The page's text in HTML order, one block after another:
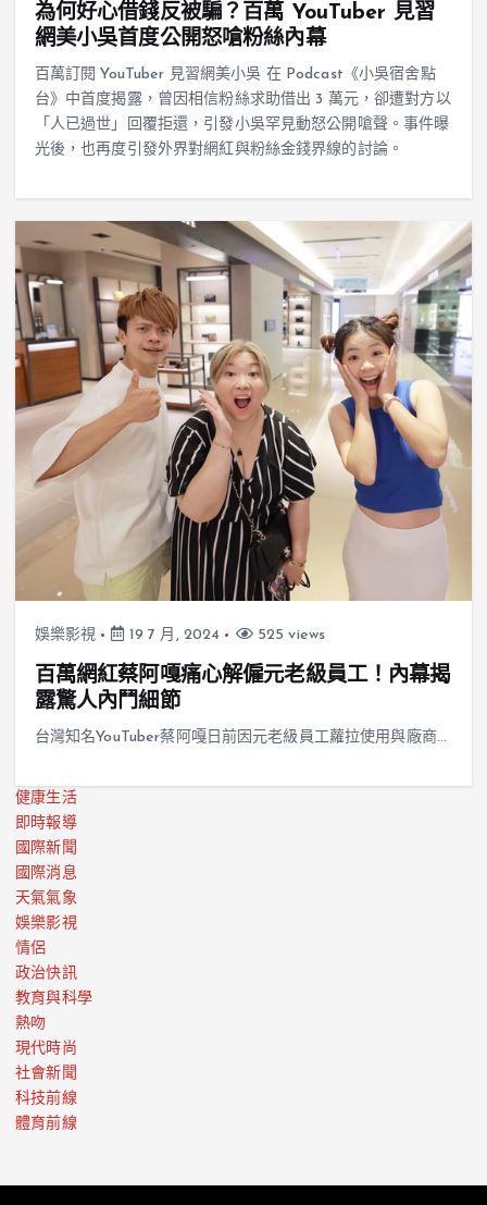
為何好心借錢反被騙？百萬 YouTuber 見習
網美小吳首度公開怒嗆粉絲內幕
百萬訂閱 YouTuber 見習網美小吳 在 Podcast《小吳宿舍點
台》中首度揭露，曾因相信粉絲求助借出 3 萬元，卻遭對方以
「人已過世」回覆拒還，引發小吳罕見動怒公開嗆聲。事件曝
光後，也再度引發外界對網紅與粉絲金錢界線的討論。
娛樂影視 19 7 月, 2024 525 views
百萬網紅蔡阿嘎痛心解僱元老級員工！內幕揭
露驚人內鬥細節
台灣知名YouTuber蔡阿嘎日前因元老級員工蘿拉使用與廠商…
健康生活
即時報導
國際新聞
國際消息
天氣氣象
娛樂影視
情侶
政治快訊
教育與科學
熱吻
現代時尚
社會新聞
科技前線
體育前線